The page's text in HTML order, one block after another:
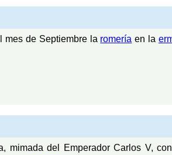
mes de Septiembre la romería en la
mimada del Emperador Carlos V,